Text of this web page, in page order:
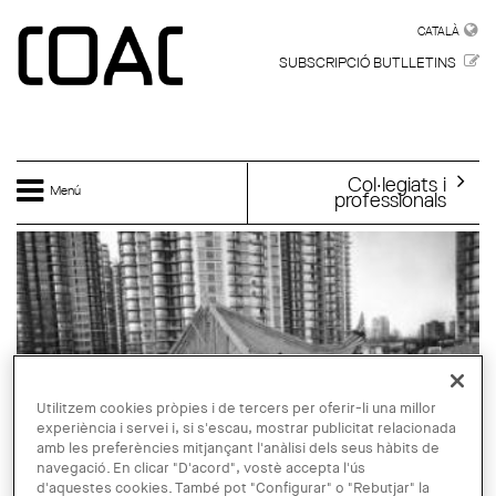
CATALÀ
SUBSCRIPCIÓ BUTLLETINS
Menú Col·legiats i
professionals
Utilitzem cookies pròpies i de tercers per oferir-li una millor
experiència i servei i, si s'escau, mostrar publicitat relacionada
amb les preferències mitjançant l'anàlisi dels seus hàbits de
navegació. En clicar "D'acord", vostè accepta l'ús
d'aquestes cookies. També pot "Configurar" o "Rebutjar" la